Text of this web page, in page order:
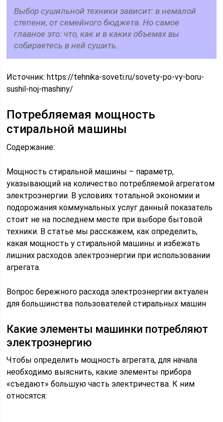
Выбор сушильной техники зависит: в немалой
степени, от семейного бюджета. Но самое
главное это: что, как и в каких объемах вы
собираетесь в ней сушить.
Источник:https://tehnika-soveti.ru/sovety-po-vy-boru-
sushil-noj-mashiny/
Потребляемая мощность
стиральной машины
Содержание:
Мощность стиральной машины – параметр,
указывающий на количество потребляемой агрегатом
электроэнергии. В условиях тотальной экономии и
подорожания коммунальных услуг данный показатель
стоит не на последнем месте при выборе бытовой
техники. В статье мы расскажем, как определить,
какая мощность у стиральной машины и избежать
лишних расходов электроэнергии при использовании
агрегата.
Вопрос бережного расхода электроэнергии актуален
для большинства пользователей стиральных машин
Какие элементы машинки потребляют
электроэнергию
Чтобы определить мощность агрегата, для начала
необходимо выяснить, какие элементы прибора
«съедают» большую часть электричества. К ним
относятся: